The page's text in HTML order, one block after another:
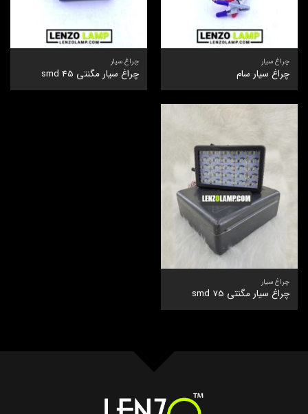
چراغ سیار
چراغ سیار سام
چراغ سیار
چراغ سیار مگنتی 45 smd
چراغ سیار
چراغ سیار مگنتی 75 smd